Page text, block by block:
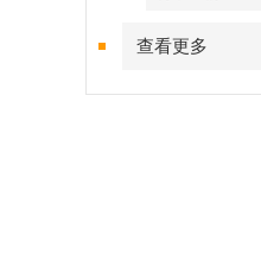
查看更多